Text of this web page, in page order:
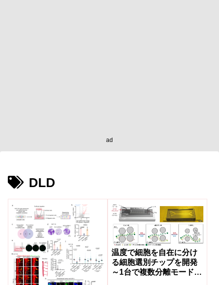
ad
DLD
温度で細胞を自在に分け
る細胞選別チップを開発
～1台で複数分離モードを